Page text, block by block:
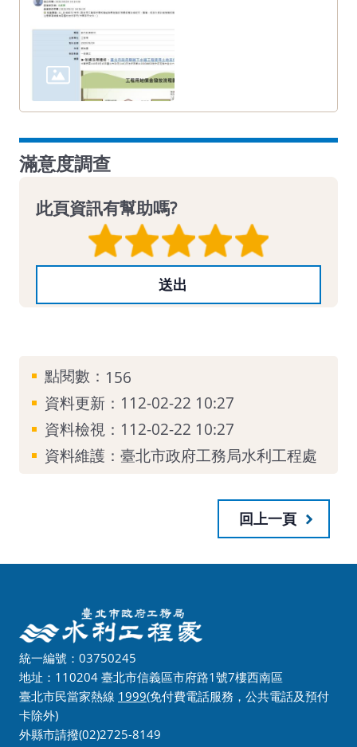
滿意度調查
此頁資訊有幫助嗎?
點閱數： 156
資料更新：112-02-22 10:27
資料檢視：112-02-22 10:27
資料維護：臺北市政府工務局水利工程處
回上一頁
統一編號：03750245
地址：110204 臺北市信義區市府路1號7樓西南區
臺北市民當家熱線 1999(免付費電話服務，公共電話及預付
卡除外)
外縣市請撥(02)2725-8149